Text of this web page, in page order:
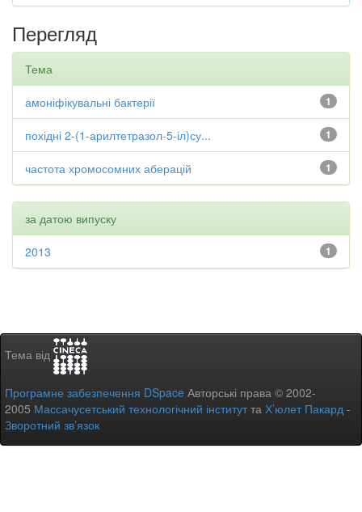
Перегляд
Тема
1
амоніфікувальні бактерії
1
похідні 2-(1-арилтетразол-5-іл)су...
1
частота хромосомних аберацій
за датою випуску
1
2013
Тема від
Програмне забезпечення DSpace Авторські права © 2002-
2005 Массачусетський технологічний інститутта Х’юлет Пакард -
Зворотний зв’язок